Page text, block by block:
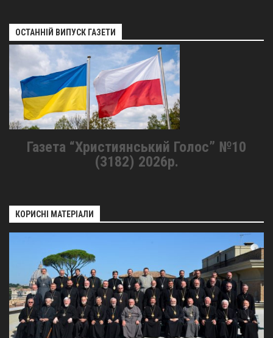
ОСТАННІЙ ВИПУСК ГАЗЕТИ
Газета “Християнський Голос” №10
(3182) 2026р.
КОРИСНІ МАТЕРІАЛИ